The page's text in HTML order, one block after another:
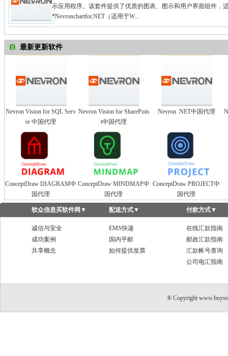
示应用程序。该套件提供了优质的图表、图示和用户界面组件，
*Nevronchartfor.NET（适用于W...
最新更新软件
Nevron Vision for SQL Serv
er 中国代理
Nevron Vision for SharePoin
t中国代理
Nevron .NET中国代理
ConceptDraw DIAGRAM中
国代理
ConceptDraw MINDMAP中
国代理
ConceptDraw PROJECT中
国代理
软众信息买软件网 ▼ 配送方式▼ 付款方式▼
诚信与安全 EMS快递
在线汇款指南
成功案例
国内平邮
邮政汇款指南
共享概念
如何提供发票
汇款帐号查询
公司电汇指南
® Copyright